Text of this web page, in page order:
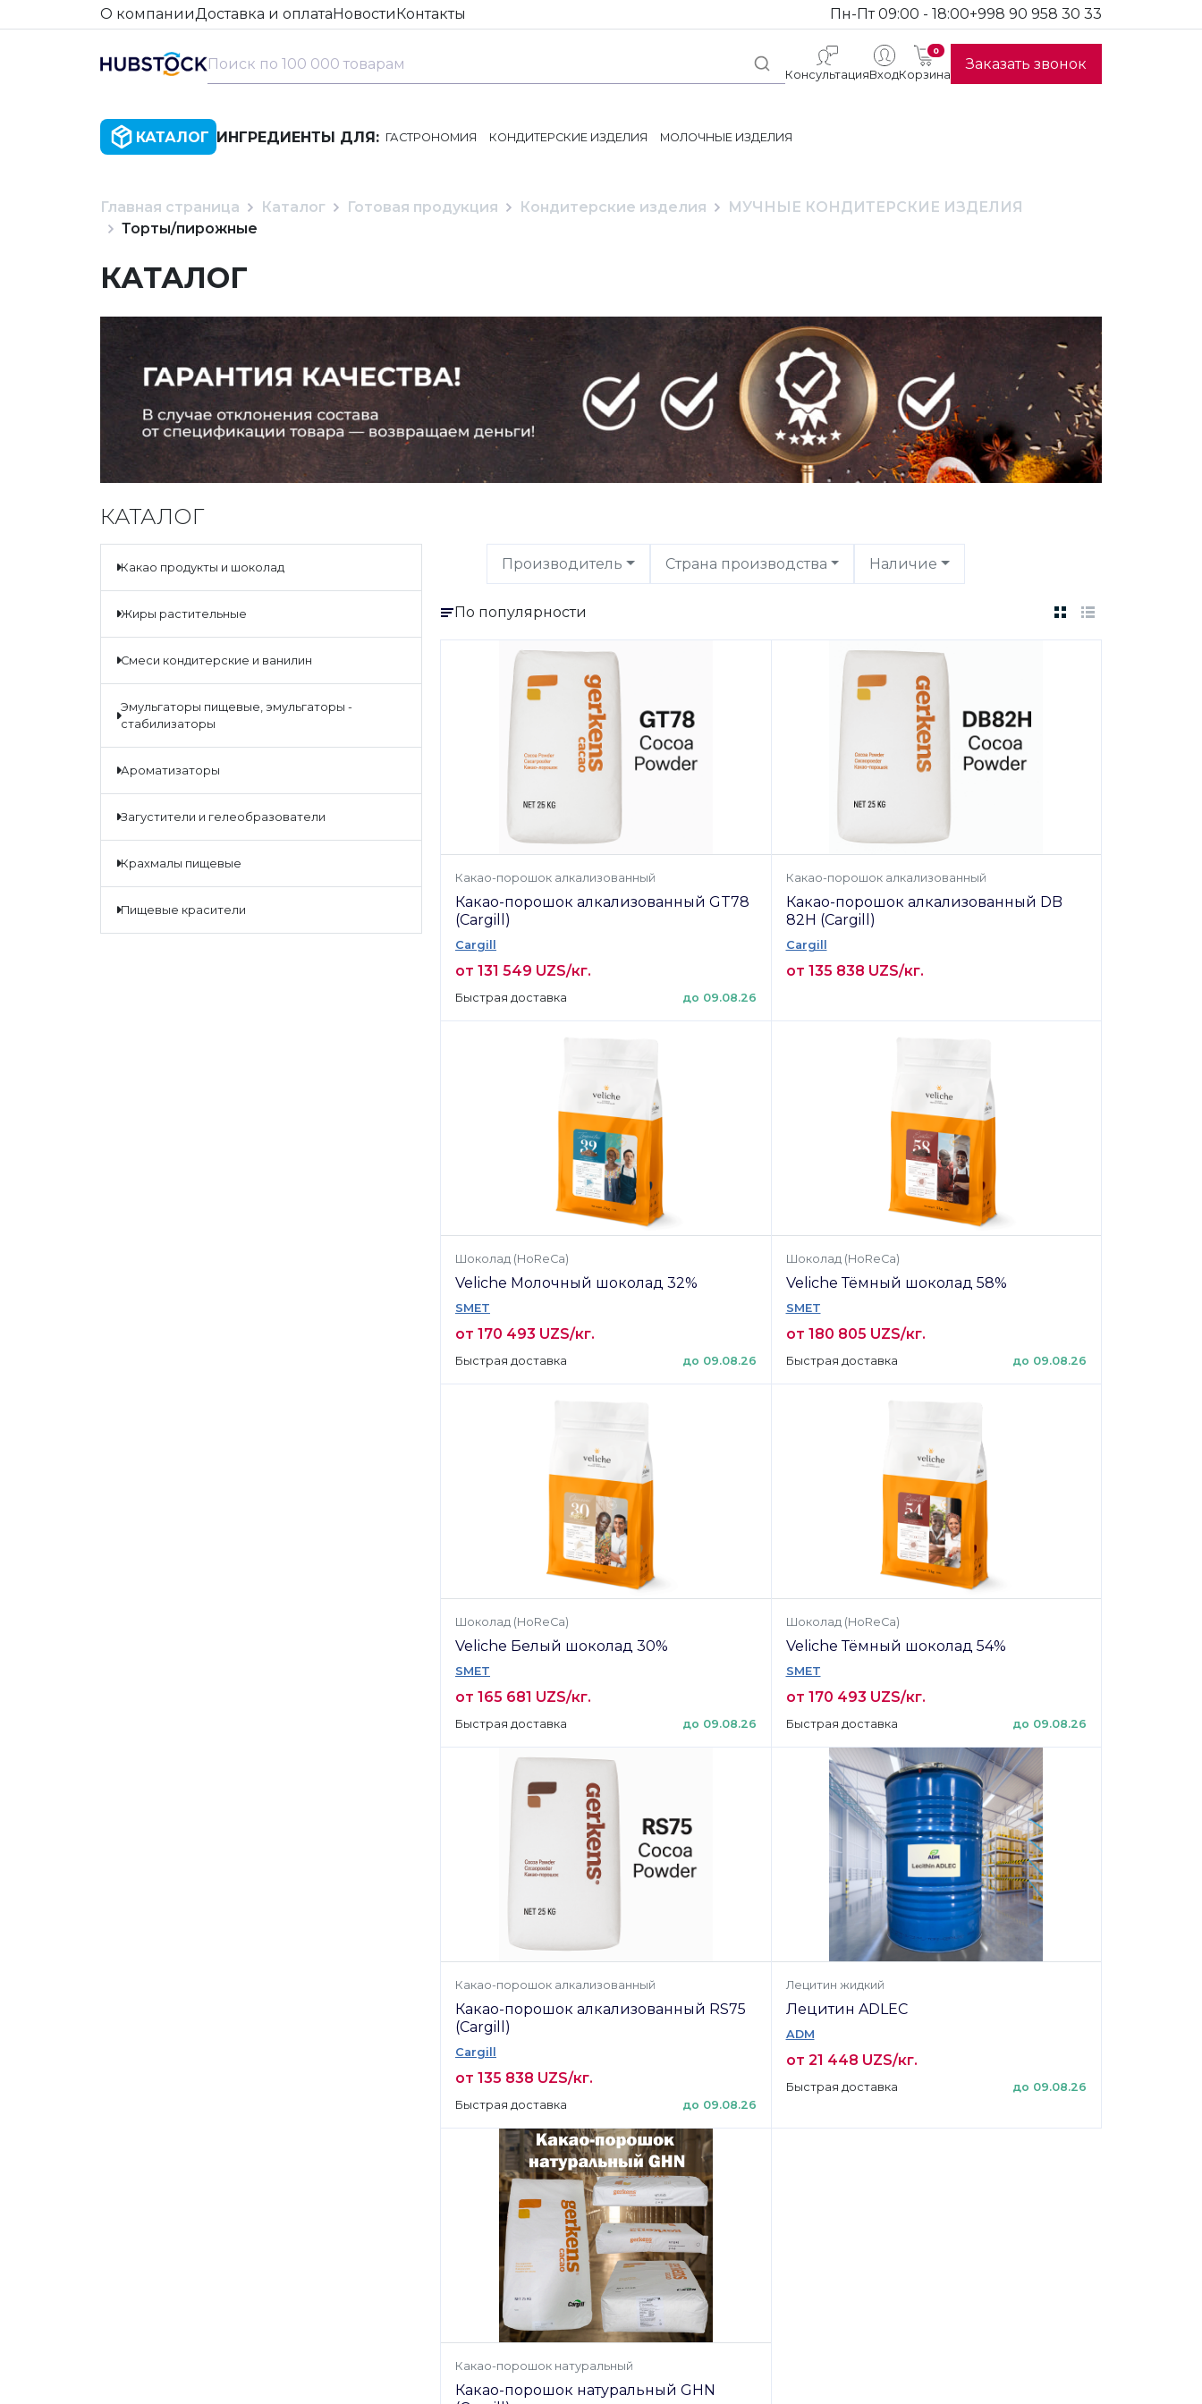
О компанииДоставка и оплатаНовостиКонтакты Пн-Пт 09:00 - 18:00+998 90 958 30 33
КонсультацияВход
0
Корзина
Заказать звонок
КАТАЛОГ ИНГРЕДИЕНТЫ ДЛЯ: ГАСТРОНОМИЯ КОНДИТЕРСКИЕ ИЗДЕЛИЯ МОЛОЧНЫЕ ИЗДЕЛИЯ
Главная страница Каталог Готовая продукция Кондитерские изделия
МУЧНЫЕ КОНДИТЕРСКИЕ ИЗДЕЛИЯ
Торты/пирожные
КАТАЛОГ
КАТАЛОГ
какао продукты и шоколад
жиры растительные
смеси кондитерские и ванилин
эмульгаторы пищевые, эмульгаторы -
стабилизаторы
ароматизаторы
загустители и гелеобразователи
крахмалы пищевые
пищевые красители
Производитель Страна производства Наличие
По популярности
Какао-порошок алкализованный
Какао-порошок алкализованный GT78
(Cargill)
Cargill
от 131 549 UZS/кг.
Быстрая доставка до 09.08.26
Какао-порошок алкализованный
Какао-порошок алкализованный DB
82H (Cargill)
Cargill
от 135 838 UZS/кг.
Шоколад (HoReCa)
Veliche Молочный шоколад 32%
SMET
от 170 493 UZS/кг.
Быстрая доставка до 09.08.26
Шоколад (HoReCa)
Veliche Тёмный шоколад 58%
SMET
от 180 805 UZS/кг.
Быстрая доставка до 09.08.26
Шоколад (HoReCa)
Veliche Белый шоколад 30%
SMET
от 165 681 UZS/кг.
Быстрая доставка до 09.08.26
Шоколад (HoReCa)
Veliche Тёмный шоколад 54%
SMET
от 170 493 UZS/кг.
Быстрая доставка до 09.08.26
Какао-порошок алкализованный
Какао-порошок алкализованный RS75
(Cargill)
Cargill
от 135 838 UZS/кг.
Быстрая доставка до 09.08.26
Лецитин жидкий
Лецитин ADLEC
ADM
от 21 448 UZS/кг.
Быстрая доставка до 09.08.26
Какао-порошок натуральный
Какао-порошок натуральный GHN